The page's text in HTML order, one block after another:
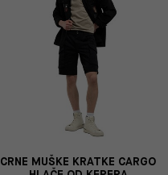
CRNE MUŠKE KRATKE CARGO